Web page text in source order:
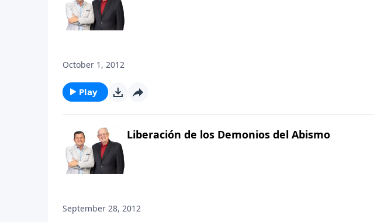
October 1, 2012
Play
Liberación de los Demonios del Abismo
September 28, 2012